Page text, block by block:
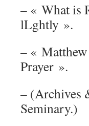
– « What is
lLghtly ».
– «
Prayer ».
– (Archives
Seminary.)